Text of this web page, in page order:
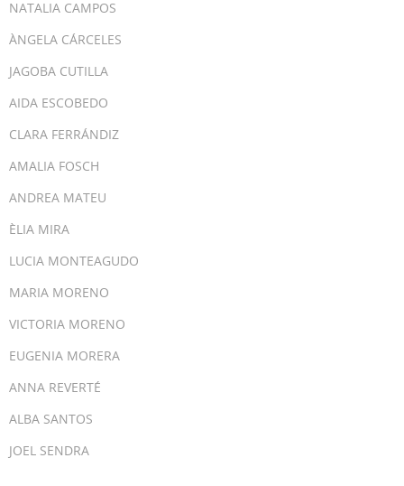
NATALIA CAMPOS
ÀNGELA CÁRCELES
JAGOBA CUTILLA
AIDA ESCOBEDO
CLARA FERRÁNDIZ
AMALIA FOSCH
ANDREA MATEU
ÈLIA MIRA
LUCIA MONTEAGUDO
MARIA MORENO
VICTORIA MORENO
EUGENIA MORERA
ANNA REVERTÉ
ALBA SANTOS
JOEL SENDRA